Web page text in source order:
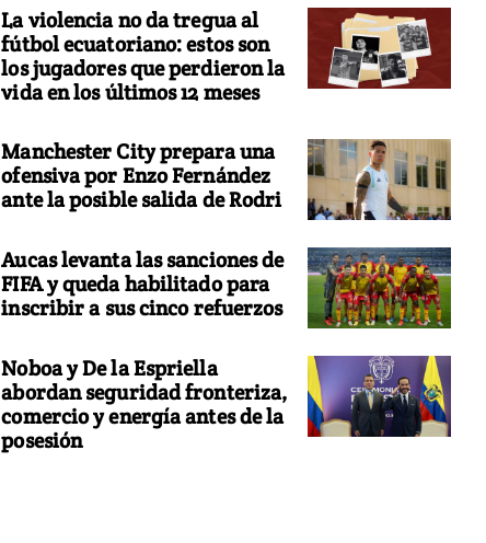
La violencia no da tregua al
fútbol ecuatoriano: estos son
los jugadores que perdieron la
vida en los últimos 12 meses
Manchester City prepara una
ofensiva por Enzo Fernández
ante la posible salida de Rodri
Aucas levanta las sanciones de
FIFA y queda habilitado para
inscribir a sus cinco refuerzos
Noboa y De la Espriella
abordan seguridad fronteriza,
comercio y energía antes de la
posesión